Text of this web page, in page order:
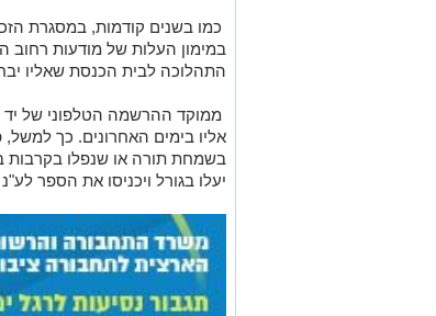
כמו בשנים קודמות, במסגרת
במימון העלות של מודעות רחוב
התהלוכה לבית הכנסת שאליו
ממוקד ההרשמה הטלפוני של יד
אליו בימים האחרונים. כך למשל,
בשמחת תורה או שנפלו בקרבות
יעלו בגורל ויכניסו את הספר לע"נ